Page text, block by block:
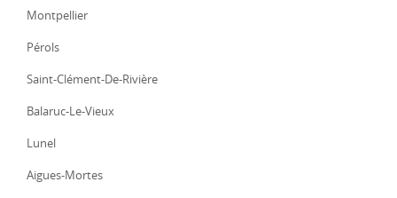
Montpellier
Pérols
Saint-Clément-De-Rivière
Balaruc-Le-Vieux
Lunel
Aigues-Mortes